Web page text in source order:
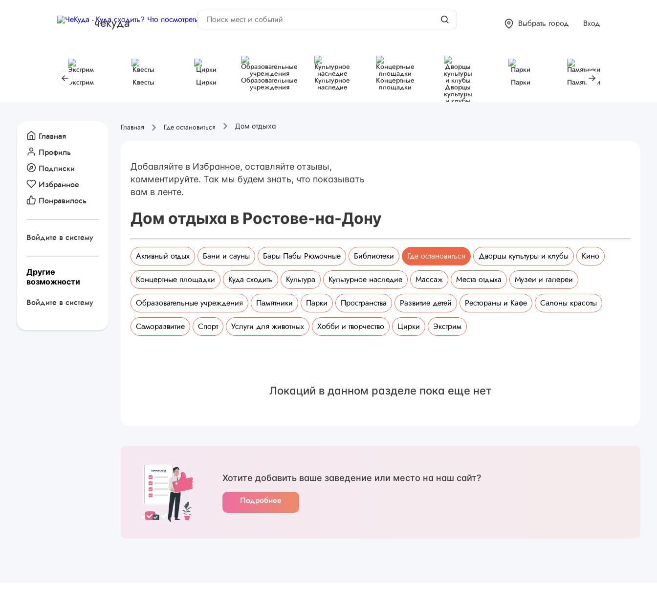
чёкуда Выбрать город Вход
Экстрим Квесты Цирки
Образовательные
учреждения
Культурное
наследие
Концертные
площадки
Дворцы
культуры
и клубы
Парки Памятники
Главная
Профиль
Подписки
Избранное
Понравилось
Войдите в систему
Другие
возможности
Войдите в систему
Главная Где остановиться Дом отдыха
Добавляйте в Избранное, оставляйте отзывы,
комментируйте. Так мы будем знать, что показывать
вам в ленте.
Дом отдыха в Ростове-на-Дону
Активный отдых Бани и сауны Бары Пабы Рюмочные Библиотеки Где остановиться Дворцы культуры и клубы Кино
Концертные площадки Куда сходить Культура Культурное наследие Массаж Места отдыха Музеи и галереи
Образовательные учреждения Памятники Парки Пространства Развитие детей Рестораны и Кафе Салоны красоты
Саморазвитие Спорт Услуги для животных Хобби и творчество Цирки Экстрим
Локаций в данном разделе пока еще нет
Хотите добавить ваше заведение или место на наш сайт?
Подробнее